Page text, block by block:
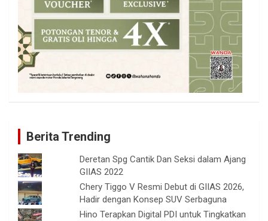
Berita Trending
Deretan Spg Cantik Dan Seksi dalam Ajang
GIIAS 2022
Chery Tiggo V Resmi Debut di GIIAS 2026,
Hadir dengan Konsep SUV Serbaguna
Hino Terapkan Digital PDI untuk Tingkatkan